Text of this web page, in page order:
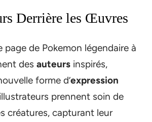
Derrière les Œuvres
page de Pokemon légendaire à
des auteurs inspirés,
forme d’expression
prennent soin de
créatures, capturant leur